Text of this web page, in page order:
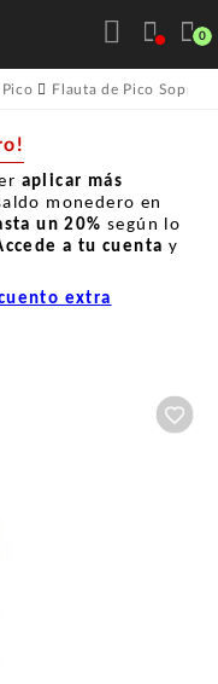
0
Flauta de Pico Soprano
aplicar más
monedero en
un 20% según lo
a tu cuenta y
extra